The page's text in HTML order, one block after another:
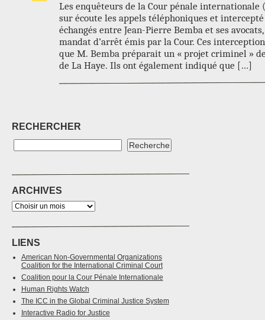
Les enquêteurs de la Cour pénale internationale
sur écoute les appels téléphoniques et
échangés entre Jean-Pierre Bemba et ses
mandat d’arrêt émis par la Cour. Ces
que M. Bemba préparait un « projet criminel »
de La Haye. Ils ont également indiqué que […]
RECHERCHER
ARCHIVES
LIENS
American Non-Governmental Organizations
Coalition for the International Criminal Court
Coalition pour la Cour Pénale Internationale
Human Rights Watch
The ICC in the Global Criminal Justice System
Interactive Radio for Justice